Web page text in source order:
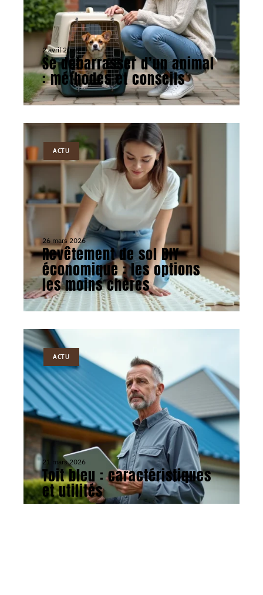
2 avril 2026
Se débarrasser d’un animal
: méthodes et conseils
ACTU
26 mars 2026
Revêtement de sol DIY
économique : les options
les moins chères
ACTU
21 mars 2026
Toit bleu : caractéristiques
et utilités